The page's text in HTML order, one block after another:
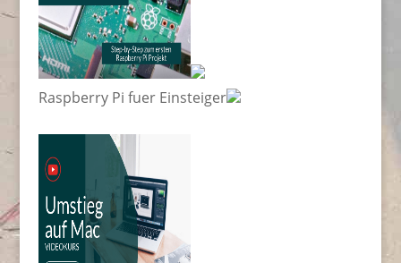
Raspberry Pi fuer Einsteiger